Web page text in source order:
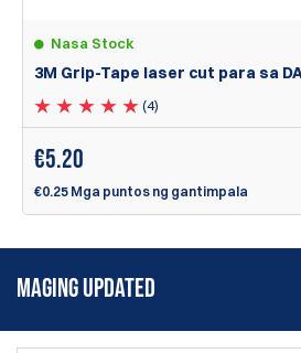
Nasa Stock
3M Grip-Tape laser cut para sa
(4)
€5.20
€0.25 Mga puntos ng gantimpala
MAGING UPDATED